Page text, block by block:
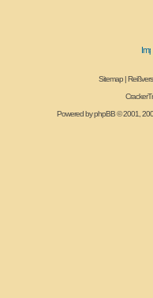
Sitemap|
Powered byphpBB© 2001,